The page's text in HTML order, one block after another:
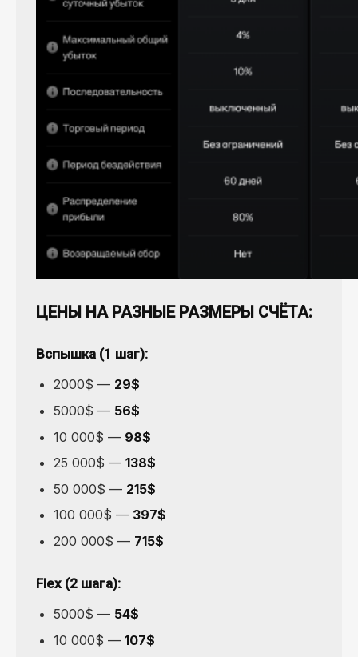
ЦЕНЫ НА РАЗНЫЕ РАЗМЕРЫ СЧЁТА:
Вспышка (1 шаг):
2000$ — 29$
5000$ — 56$
10 000$ — 98$
25 000$ — 138$
50 000$ — 215$
100 000$ — 397$
200 000$ — 715$
Flex (2 шага):
5000$ — 54$
10 000$ — 107$